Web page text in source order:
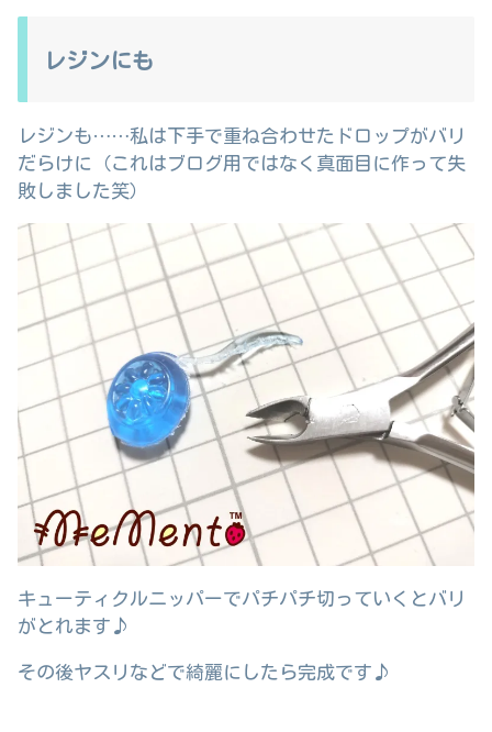
レジンにも
レジンも……私は下手で重ね合わせたドロップがバリ
だらけに（これはブログ用ではなく真面目に作って失
敗しました笑）
キューティクルニッパーでパチパチ切っていくとバリ
がとれます♪
その後ヤスリなどで綺麗にしたら完成です♪